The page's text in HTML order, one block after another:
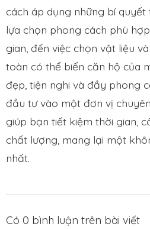
cách áp dụng những bí quyết
lựa chọn phong cách phù
gian, đến việc chọn vật liệu
toàn có thể biến căn hộ của
đẹp, tiện nghi và đầy phong
đầu tư vào một đơn vị
giúp bạn tiết kiệm thời gian,
chất lượng, mang lại một
nhất.
Có 0 bình luận trên bài viết